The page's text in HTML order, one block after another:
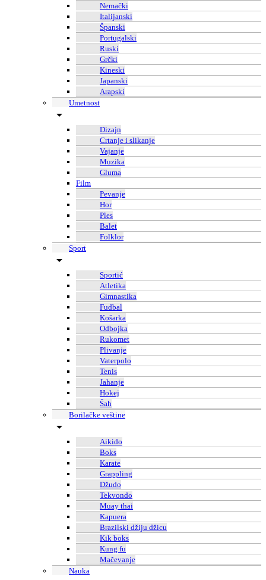
Nemački
Italijanski
Španski
Portugalski
Ruski
Grčki
Kineski
Japanski
Arapski
Umetnost
Dizajn
Crtanje i slikanje
Vajanje
Muzika
Gluma
Film
Pevanje
Hor
Ples
Balet
Folklor
Sport
Sportić
Atletika
Gimnastika
Fudbal
Košarka
Odbojka
Rukomet
Plivanje
Vaterpolo
Tenis
Jahanje
Hokej
Šah
Borilačke veštine
Aikido
Boks
Karate
Grappling
Džudo
Tekvondo
Muay thai
Kapuera
Brazilski džiju džicu
Kik boks
Kung fu
Mačevanje
Nauka